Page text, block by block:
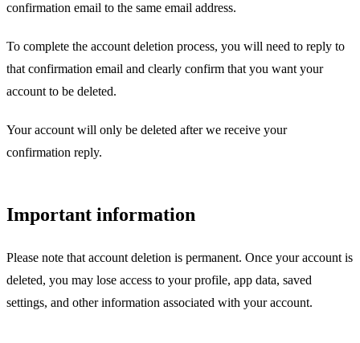
confirmation email to the same email address.
To complete the account deletion process, you will need to reply to
that confirmation email and clearly confirm that you want your
account to be deleted.
Your account will only be deleted after we receive your
confirmation reply.
Important information
Please note that account deletion is permanent. Once your account is
deleted, you may lose access to your profile, app data, saved
settings, and other information associated with your account.